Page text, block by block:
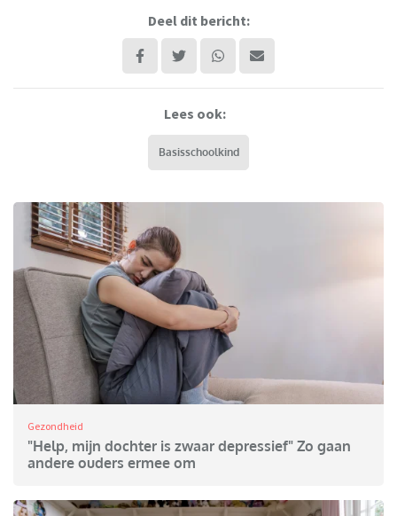
Deel dit bericht:
Lees ook:
Basisschoolkind
Gezondheid
"Help, mijn dochter is zwaar depressief" Zo gaan
andere ouders ermee om